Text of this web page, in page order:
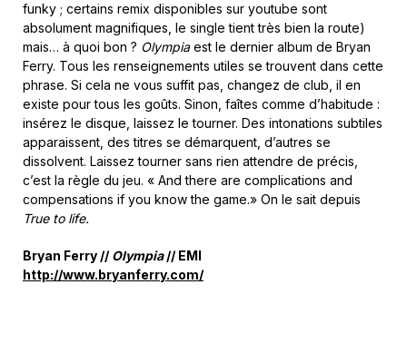
funky ; certains remix disponibles sur youtube sont
absolument magnifiques, le single tient très bien la route)
mais… à quoi bon ? Olympiaest le dernier album de Bryan
Ferry. Tous les renseignements utiles se trouvent dans cette
phrase. Si cela ne vous suffit pas, changez de club, il en
existe pour tous les goûts. Sinon, faîtes comme d’habitude :
insérez le disque, laissez le tourner. Des intonations subtiles
apparaissent, des titres se démarquent, d’autres se
dissolvent. Laissez tourner sans rien attendre de précis,
c’est la règle du jeu. « And there are complications and
compensations if you know the game.» On le sait depuis
True to life.
Bryan Ferry // Olympia// EMI
http://www.bryanferry.com/